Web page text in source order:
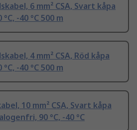
6 mm² CSA, Svart kåpa
-40 °C 500 m
4 mm² CSA, Röd kåpa
-40 °C 500 m
10 mm² CSA, Svart kåpa
90 °C, -40 °C